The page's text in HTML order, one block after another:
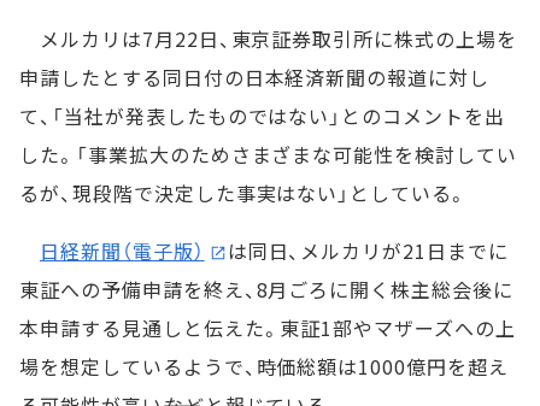
メルカリは7月22日、東京証券取引所に株式の上場を
申請したとする同日付の日本経済新聞の報道に対し
て、「当社が発表したものではない」とのコメントを出
した。「事業拡大のためさまざまな可能性を検討してい
るが、現段階で決定した事実はない」としている。
日経新聞（電子版）
は同日、メルカリが21日までに
東証への予備申請を終え、8月ごろに開く株主総会後に
本申請する見通しと伝えた。東証1部やマザーズへの上
場を想定しているようで、時価総額は1000億円を超え